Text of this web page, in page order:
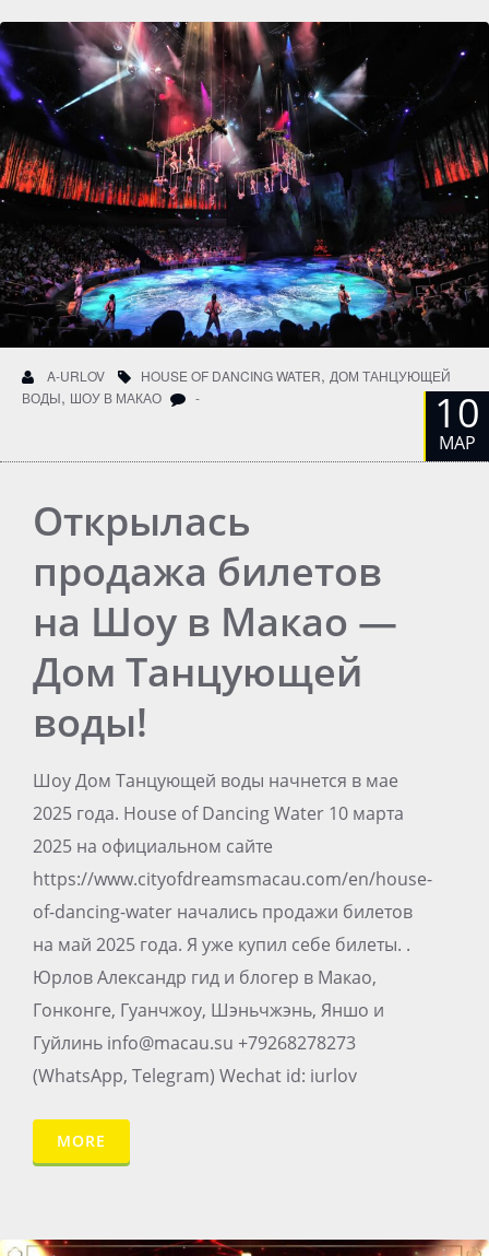
A-URLOV HOUSE OF DANCING WATER, ДОМ ТАНЦУЮЩЕЙ
ВОДЫ, ШОУ В МАКАО - 10
МАР
Открылась
продажа билетов
на Шоу в Макао —
Дом Танцующей
воды!
Шоу Дом Танцующей воды начнется в мае
2025 года. House of Dancing Water 10 марта
2025 на официальном сайте
https://www.cityofdreamsmacau.com/en/house-
of-dancing-water начались продажи билетов
на май 2025 года. Я уже купил себе билеты. .
Юрлов Александр гид и блогер в Макао,
Гонконге, Гуанчжоу, Шэньчжэнь, Яншо и
Гуйлинь info@macau.su +79268278273
(WhatsApp, Telegram) Wechat id: iurlov
MORE